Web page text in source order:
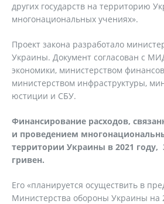
других государств на территорию
многонациональных учениях».
Проект закона разработало
Украины. Документ согласован с
экономики, министерством
министерством инфраструктуры,
юстиции и СБУ.
Финансирование расходов,
и проведением
территории Украины в 2021 году,
гривен.
Его «планируется осуществить в
Министерства обороны Украины на